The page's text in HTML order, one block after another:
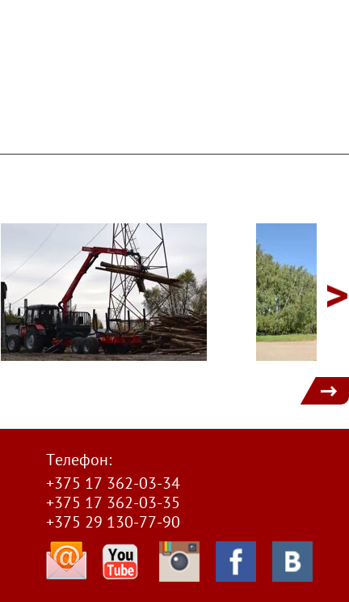
Телефон:
+375 17 362-03-34
+375 17 362-03-35
+375 29 130-77-90